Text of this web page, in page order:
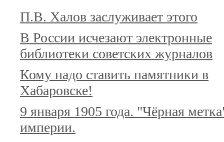
П.В. Халов заслуживает этого
В России исчезают электронные
библиотеки советских журналов
Кому надо ставить памятники в
Хабаровске!
9 января 1905 года. "Чёрная
империи.